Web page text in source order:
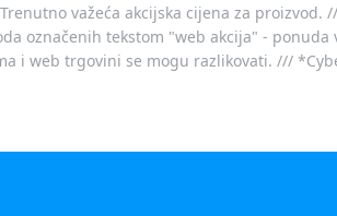
važeća akcijska cijena za
označenih tekstom "web akcija" -
i web trgovini se mogu razlikovati. ///